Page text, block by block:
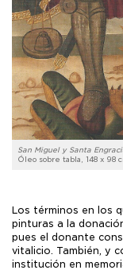
San Miguel y Santa
Óleo sobre tabla, 148 x 98
Los términos en los
pinturas a la
pues el donante
vitalicio. También, y
institución en